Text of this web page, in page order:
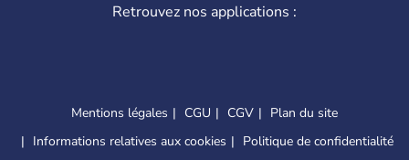
Retrouvez nos applications :
Mentions légales CGU CGV
Plan du site
Informations relatives aux cookies
Politique de confidentialité